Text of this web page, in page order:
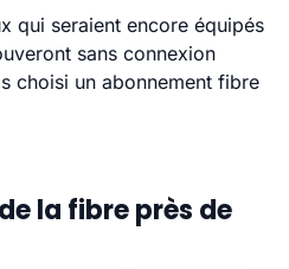
qui seraient encore équipés
sans connexion
choisi un abonnement fibre
la fibre près de